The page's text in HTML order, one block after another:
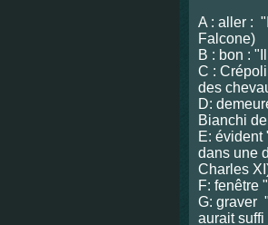
A : aller :
Falcone)
B : bon :
C :
des
D:
Bianchi
E: évident
dans une
Charles
F: fenêtre
G: graver
aurait suffi